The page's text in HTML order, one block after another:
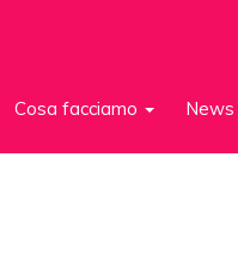
Cosa facciamo News